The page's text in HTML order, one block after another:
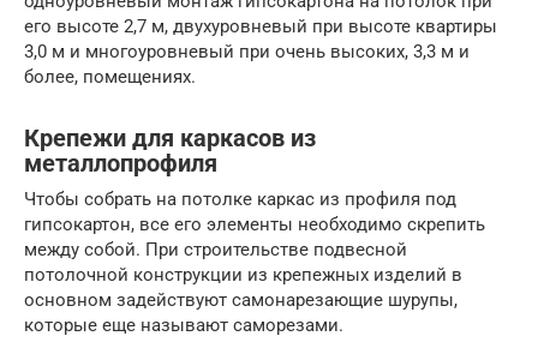
его высоте 2,7 м, двухуровневый при высоте квартиры
3,0 м и многоуровневый при очень высоких, 3,3 м и
более, помещениях.
Крепежи для каркасов из
металлопрофиля
Чтобы собрать на потолке каркас из профиля под
гипсокартон, все его элементы необходимо скрепить
между собой. При строительстве подвесной
потолочной конструкции из крепежных изделий в
основном задействуют самонарезающие шурупы,
которые еще называют саморезами.